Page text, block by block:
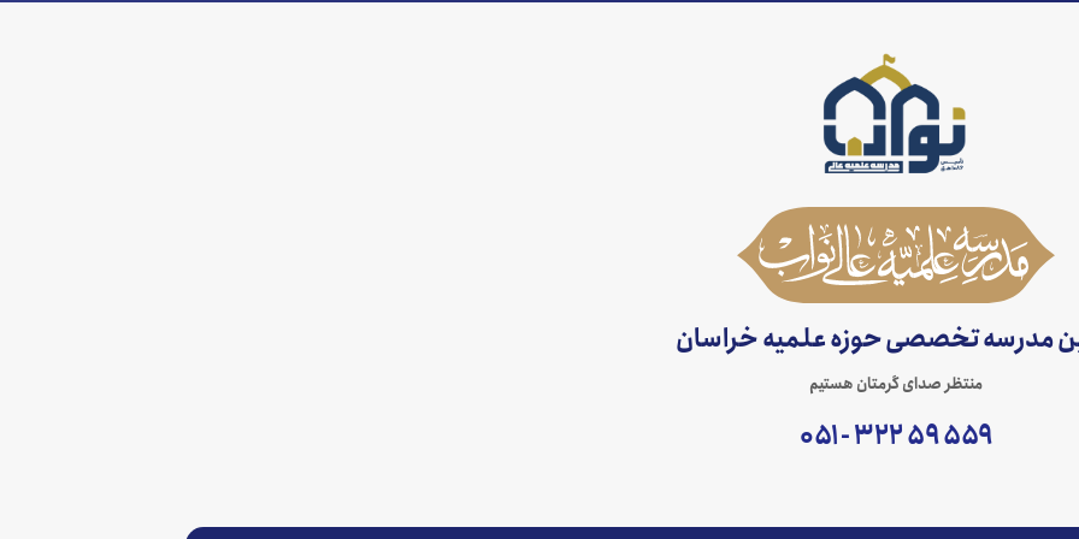
مدرسه تخصصی حوزه علمیه خراسان
منتظر صدای گرمتان هستیم
۵۵۹ ۵۹ ۳۲۲ - ۰۵۱